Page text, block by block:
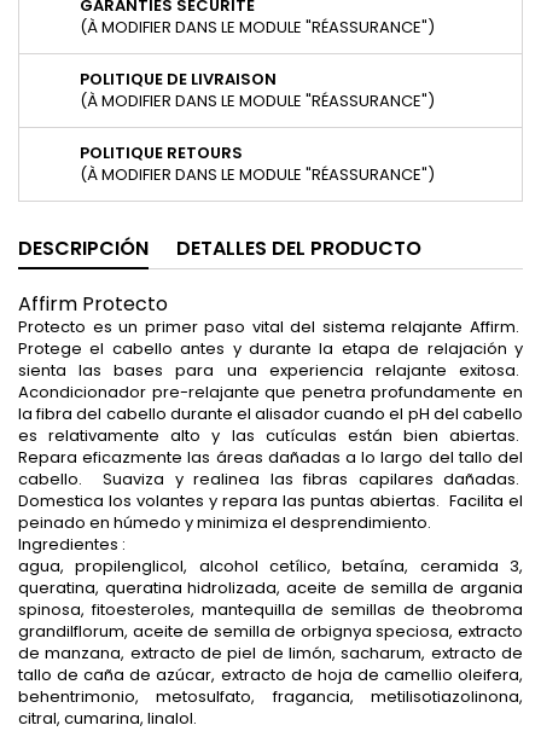
GARANTIES SÉCURITÉ
(À MODIFIER DANS LE MODULE "RÉASSURANCE")
POLITIQUE DE LIVRAISON
(À MODIFIER DANS LE MODULE "RÉASSURANCE")
POLITIQUE RETOURS
(À MODIFIER DANS LE MODULE "RÉASSURANCE")
DESCRIPCIÓN
DETALLES DEL PRODUCTO
Affirm Protecto
Protecto es un primer paso vital del sistema relajante Affirm.
Protege el cabello antes y durante la etapa de relajación y
sienta las bases para una experiencia relajante exitosa.
Acondicionador pre-relajante que penetra profundamente en
la fibra del cabello durante el alisador cuando el pH del cabello
es relativamente alto y las cutículas están bien abiertas.
Repara eficazmente las áreas dañadas a lo largo del tallo del
cabello. Suaviza y realinea las fibras capilares dañadas.
Domestica los volantes y repara las puntas abiertas. Facilita el
peinado en húmedo y minimiza el desprendimiento.
Ingredientes :
agua, propilenglicol, alcohol cetílico, betaína, ceramida 3,
queratina, queratina hidrolizada, aceite de semilla de argania
spinosa, fitoesteroles, mantequilla de semillas de theobroma
grandilflorum, aceite de semilla de orbignya speciosa, extracto
de manzana, extracto de piel de limón, sacharum, extracto de
tallo de caña de azúcar, extracto de hoja de camellio oleifera,
behentrimonio, metosulfato, fragancia, metilisotiazolinona,
citral, cumarina, linalol.